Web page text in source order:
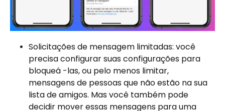
Solicitações de mensagem limitadas: você
precisa configurar suas configurações para
bloqueá -las, ou pelo menos limitar,
mensagens de pessoas que não estão na sua
lista de amigos. Mas você também pode
decidir mover essas mensagens para uma